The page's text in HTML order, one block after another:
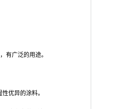
有广泛的用途。
优异的涂料。